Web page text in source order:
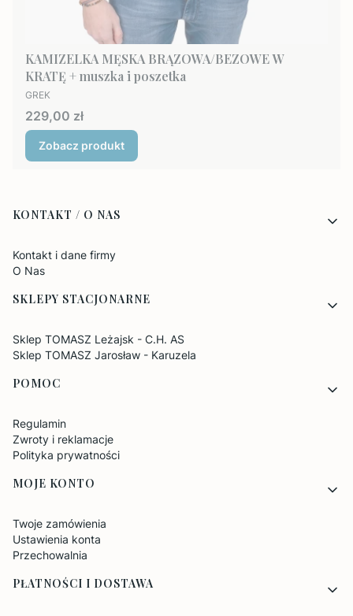
KAMIZELKA MĘSKA BRĄZOWA/BEZOWE W
KRATĘ + muszka i poszetka
PRODUCENT
GREK
Cena
229,00 zł
Zobacz produkt
Linki w stopce
KONTAKT / O NAS
Kontakt i dane firmy
O Nas
SKLEPY STACJONARNE
Sklep TOMASZ Leżajsk - C.H. AS
Sklep TOMASZ Jarosław - Karuzela
POMOC
Regulamin
Zwroty i reklamacje
Polityka prywatności
MOJE KONTO
Twoje zamówienia
Ustawienia konta
Przechowalnia
PŁATNOŚCI I DOSTAWA